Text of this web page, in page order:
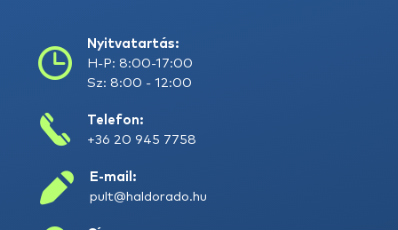
Nyitvatartás:
H-P: 8:00-17:00
Sz: 8:00 - 12:00
Telefon:
+36 20 945 7758
E-mail:
pult@haldorado.hu